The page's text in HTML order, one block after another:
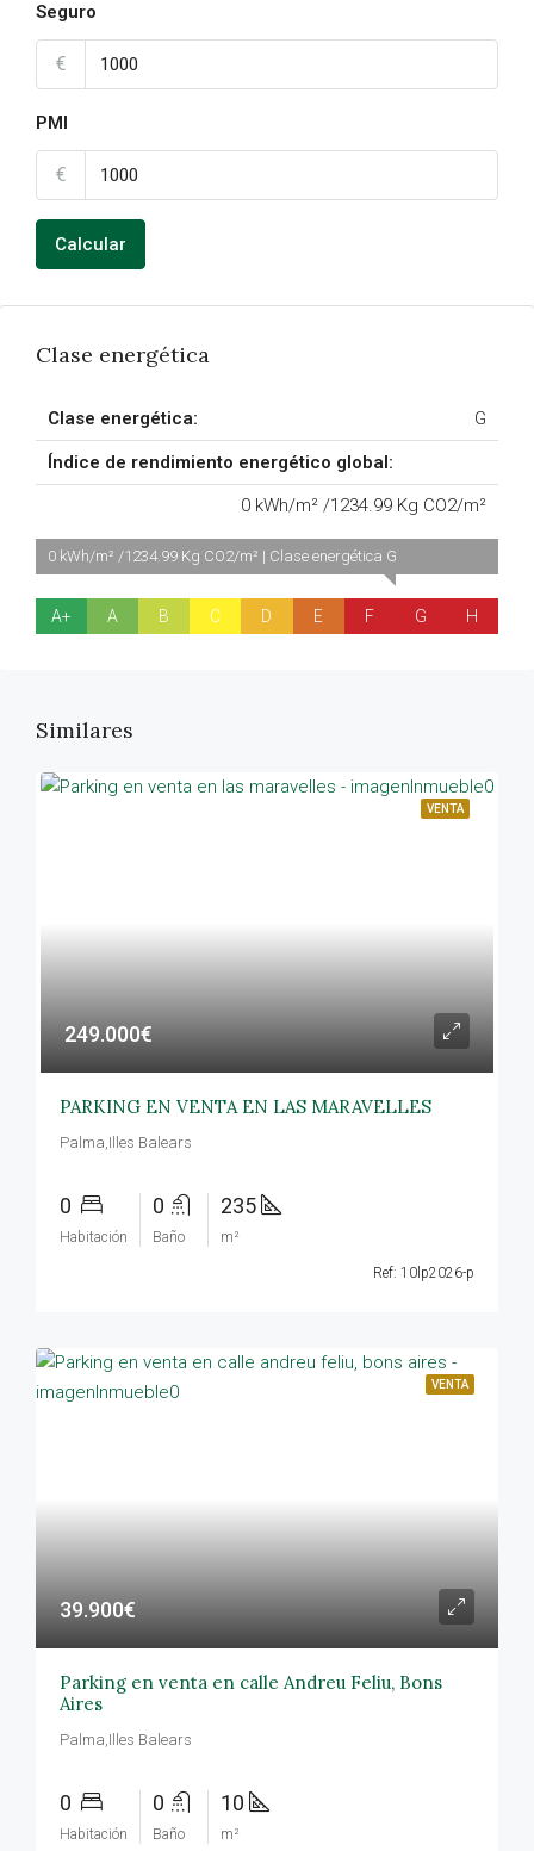
Seguro
€
PMI
€
Calcular
Clase energética
Clase energética: G
Índice de rendimiento energético global:
0 kWh/m² /1234.99 Kg CO2/m²
A+ A B C D E F
0 kWh/m² /1234.99 Kg CO2/m² | Clase energética G
G H
Similares
VENTA
249.000€
PARKING EN VENTA EN LAS MARAVELLES
Palma,Illes Balears
0
Habitación
0
Baño
235
m²
Ref: 10lp2026-p
VENTA
39.900€
Parking en venta en calle Andreu Feliu, Bons
Aires
Palma,Illes Balears
0
Habitación
0
Baño
10
m²